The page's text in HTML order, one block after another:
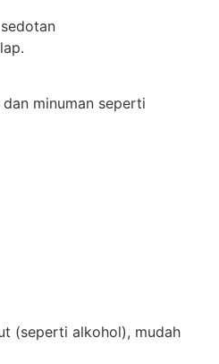
minuman seperti
(seperti alkohol), mudah